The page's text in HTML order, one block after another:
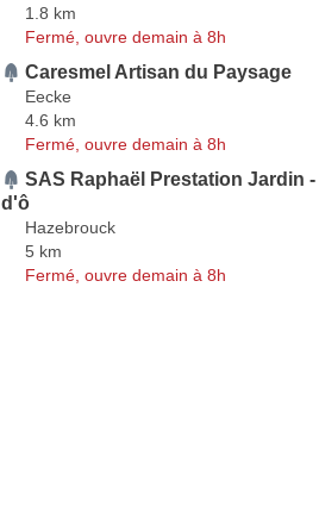
1.8 km
Fermé, ouvre demain à 8h
Caresmel Artisan du Paysage
Eecke
4.6 km
Fermé, ouvre demain à 8h
SAS Raphaël Prestation Jardin
d'ô
Hazebrouck
5 km
Fermé, ouvre demain à 8h